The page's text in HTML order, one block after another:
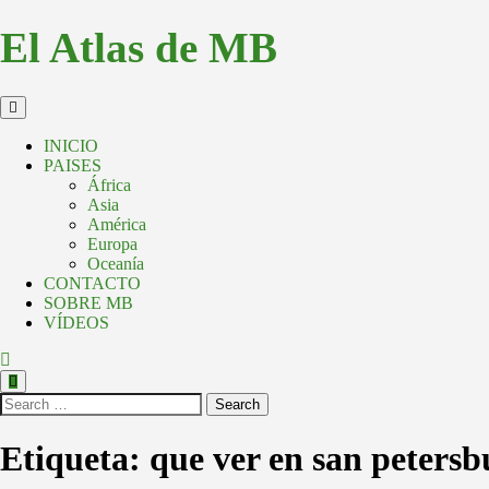
El Atlas de MB
INICIO
PAISES
África
Asia
América
Europa
Oceanía
CONTACTO
SOBRE MB
VÍDEOS
Search
Etiqueta: que ver en san